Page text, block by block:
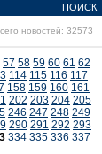
ПОИСК
новостей: 32573
57 58 59 60 61 62
114 115 116 117
158 159 160 161
202 203 204 205
246 247 248 249
290 291 292 293
334 335 336 337